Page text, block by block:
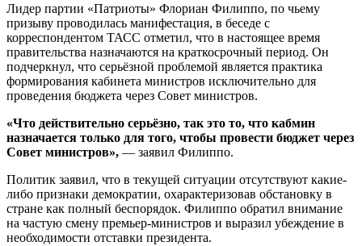
Лидер партии «Патриоты» Флориан Филиппо, по чьему
призыву проводилась манифестация, в беседе с
корреспондентом ТАСС отметил, что в настоящее время
правительства назначаются на краткосрочный период. Он
подчеркнул, что серьёзной проблемой является практика
формирования кабинета министров исключительно для
проведения бюджета через Совет министров.
«Что действительно серьёзно, так это то, что кабмин
назначается только для того, чтобы провести бюджет через
Совет министров», — заявил Филиппо.
Политик заявил, что в текущей ситуации отсутствуют какие-
либо признаки демократии, охарактеризовав обстановку в
стране как полный беспорядок. Филиппо обратил внимание
на частую смену премьер-министров и выразил убеждение в
необходимости отставки президента.